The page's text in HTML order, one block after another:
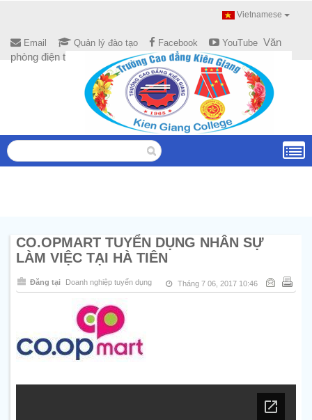
Vietnamese
Email Quản lý đào tạo Facebook YouTube Văn
phòng điện tử
CO.OPMART TUYỂN DỤNG NHÂN SỰ
LÀM VIỆC TẠI HÀ TIÊN
Đăng tại Doanh nghiệp tuyển dụng Tháng 7 06, 2017 10:46